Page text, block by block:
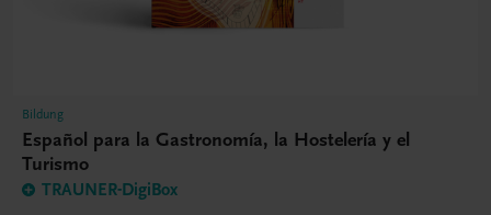
Bildung
Español para la Gastronomía, la Hostelería y el
Turismo
TRAUNER-DigiBox